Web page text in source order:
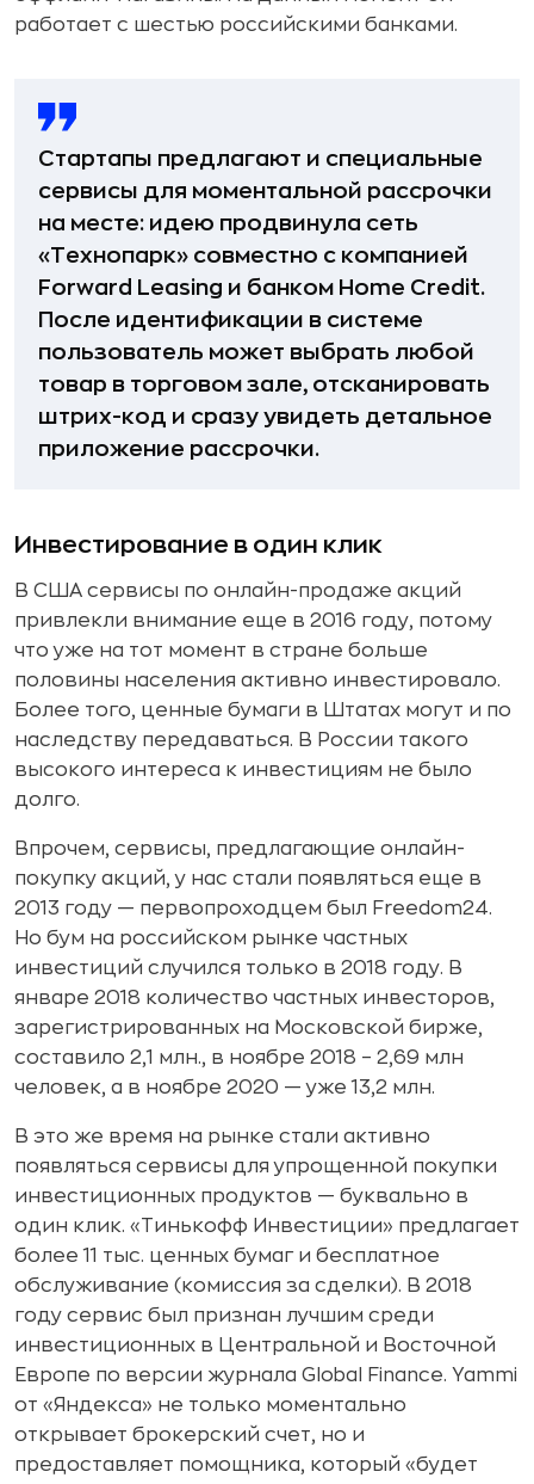
работает с шестью российскими банками.
Стартапы предлагают и специальные
сервисы для моментальной рассрочки
на месте: идею продвинула сеть
«Технопарк» совместно с компанией
Forward Leasing и банком Home Credit.
После идентификации в системе
пользователь может выбрать любой
товар в торговом зале, отсканировать
штрих-код и сразу увидеть детальное
приложение рассрочки.
Инвестирование в один клик
В США сервисы по онлайн-продаже акций
привлекли внимание еще в 2016 году, потому
что уже на тот момент в стране больше
половины населения активно инвестировало.
Более того, ценные бумаги в Штатах могут и по
наследству передаваться. В России такого
высокого интереса к инвестициям не было
долго.
Впрочем, сервисы, предлагающие онлайн-
покупку акций, у нас стали появляться еще в
2013 году — первопроходцем был Freedom24.
Но бум на российском рынке частных
инвестиций случился только в 2018 году. В
январе 2018 количество частных инвесторов,
зарегистрированных на Московской бирже,
составило 2,1 млн., в ноябре 2018 – 2,69 млн
человек, а в ноябре 2020 — уже 13,2 млн.
В это же время на рынке стали активно
появляться сервисы для упрощенной покупки
инвестиционных продуктов — буквально в
один клик. «Тинькофф Инвестиции» предлагает
более 11 тыс. ценных бумаг и бесплатное
обслуживание (комиссия за сделки). В 2018
году сервис был признан лучшим среди
инвестиционных в Центральной и Восточной
Европе по версии журнала Global Finance. Yammi
от «Яндекса» не только моментально
открывает брокерский счет, но и
предоставляет помощника, который «будет